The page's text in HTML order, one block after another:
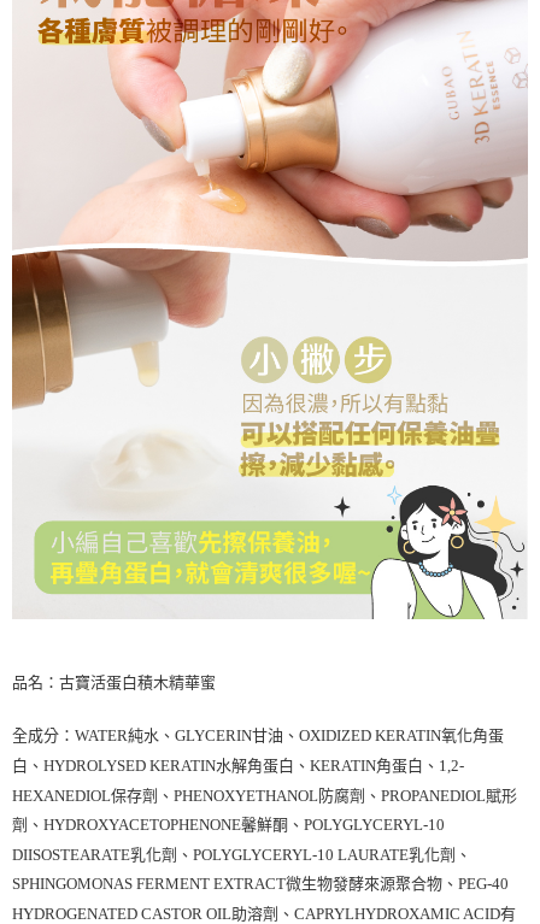
品名：古寶活蛋白積木精華蜜
全成分：WATER純水、GLYCERIN甘油、OXIDIZED KERATIN氧化角蛋
白、HYDROLYSED KERATIN水解角蛋白、KERATIN角蛋白、1,2-
HEXANEDIOL保存劑、PHENOXYETHANOL防腐劑、PROPANEDIOL賦形
劑、HYDROXYACETOPHENONE馨鮮酮、POLYGLYCERYL-10
DIISOSTEARATE乳化劑、POLYGLYCERYL-10 LAURATE乳化劑、
SPHINGOMONAS FERMENT EXTRACT微生物發酵來源聚合物、PEG-40
HYDROGENATED CASTOR OIL助溶劑、CAPRYLHYDROXAMIC ACID有